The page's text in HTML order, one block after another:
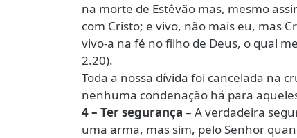
na morte de Estêvão mas, mesmo
com Cristo; e vivo, não mais eu, mas
vivo-a na fé no filho de Deus, o qual
2.20).
Toda a nossa dívida foi cancelada na
nenhuma condenação há para
4 – Ter segurança – A verdadeira
uma arma, mas sim, pelo Senhor